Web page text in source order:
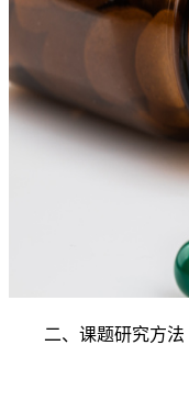
二、课题研究方法